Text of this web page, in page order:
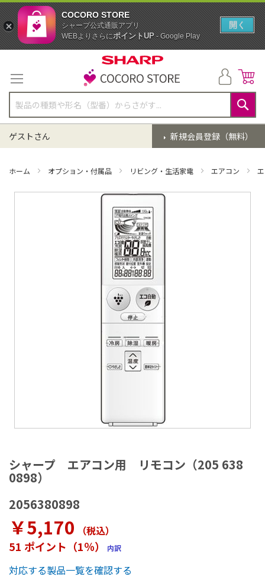
テ
ン
ツ
に
ス
キ
ッ
検
索
新規会員登録（無料）
ゲストさん
ホーム オプション・付属品 リビング・生活家電 エアコン
シャープ エアコン用 リモコン（205 638
0898）
2056380898
￥5,170 （税込）
51 ポイント（1％） 内訳
対応する製品一覧を確認する
メ
ー
ジ
ャ
リ
ー
の
最
初
COCORO STORE
シャープ公式通販アプリ
WEBよりさらにポイントUP- Google Play
開く